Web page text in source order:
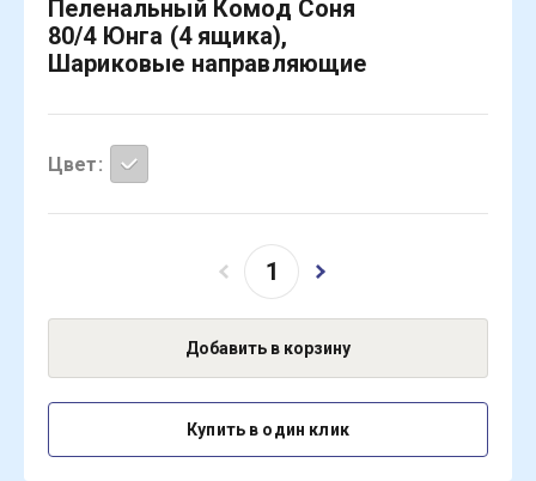
Пеленальный Комод Соня
80/4 Юнга (4 ящика),
Шариковые направляющие
Цвет
Добавить в корзину
Купить в один клик